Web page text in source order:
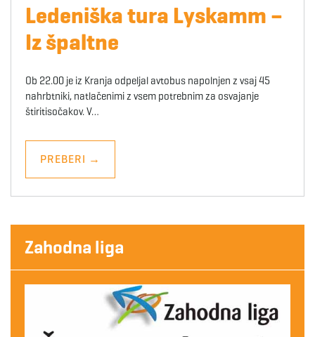
Ledeniška tura Lyskamm –
Iz špaltne
Ob 22.00 je iz Kranja odpeljal avtobus napolnjen z vsaj 45
nahrbtniki, natlačenimi z vsem potrebnim za osvajanje
štiritisočakov. V…
PREBERI →
Zahodna liga